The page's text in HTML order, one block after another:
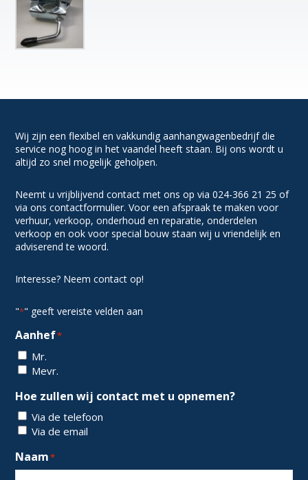
Wij zijn een flexibel en vakkundig aanhangwagenbedrijf die
service nog hoog in het vaandel heeft staan. Bij ons wordt u
altijd zo snel mogelijk geholpen.
Neemt u vrijblijvend contact met ons op via 024-366 21 25 of
via ons contactformulier. Voor een afspraak te maken voor
verhuur, verkoop, onderhoud en reparatie, onderdelen
verkoop en ook voor special bouw staan wij u vriendelijk en
adviserend te woord.
Interesse? Neem contact op!
"*" geeft vereiste velden aan
Aanhef*
Mr.
Mevr.
Hoe zullen wij contact met u opnemen?
Via de telefoon
Via de email
Naam*